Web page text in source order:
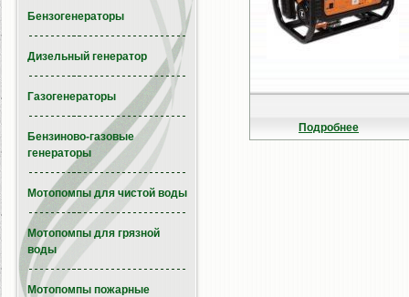
Подробнее
Бензогенераторы
Дизельный генератор
Газогенераторы
Бензиново-газовые
генераторы
Мотопомпы для чистой воды
Мотопомпы для грязной
воды
Мотопомпы пожарные